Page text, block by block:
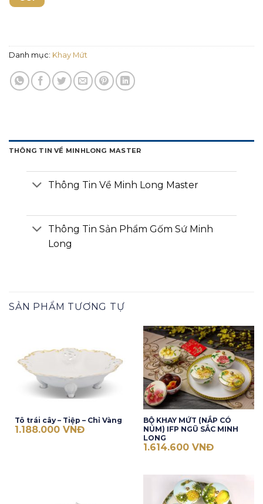
Danh mục: Khay Mứt
THÔNG TIN VỀ MINHLONG MASTER
Thông Tin Về Minh Long Master
Thông Tin Sản Phẩm Gốm Sứ Minh
Long
SẢN PHẨM TƯƠNG TỰ
Tô trái cây – Tiệp – Chỉ Vàng
1.188.000 VNĐ
BỘ KHAY MỨT (NẮP CÓ
NÚM) IFP NGŨ SẮC MINH
LONG
1.614.600 VNĐ